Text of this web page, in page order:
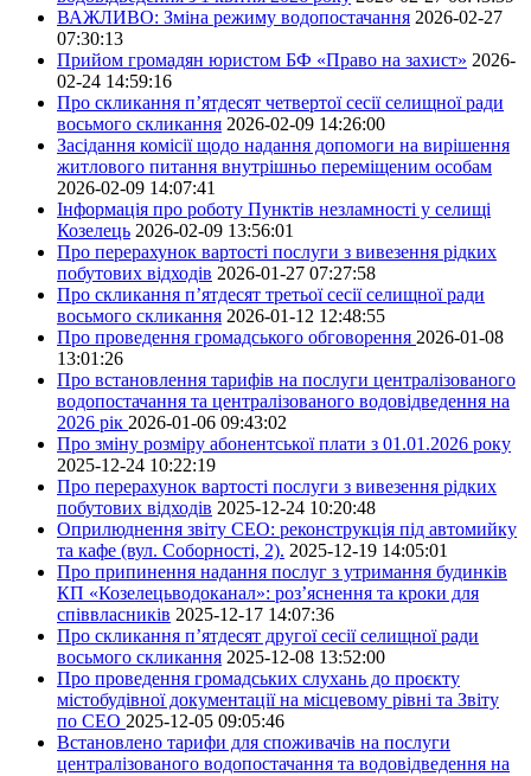
ВАЖЛИВО: Зміна режиму водопостачання 2026-02-27
07:30:13
Прийом громадян юристом БФ «Право на захист» 2026-
02-24 14:59:16
Про скликання п’ятдесят четвертої сесії селищної ради
восьмого скликання 2026-02-09 14:26:00
Засідання комісії щодо надання допомоги на вирішення
житлового питання внутрішньо переміщеним особам
2026-02-09 14:07:41
Інформація про роботу Пунктів незламності у селищі
Козелець 2026-02-09 13:56:01
Про перерахунок вартості послуги з вивезення рідких
побутових відходів 2026-01-27 07:27:58
Про скликання п’ятдесят третьої сесії селищної ради
восьмого скликання 2026-01-12 12:48:55
Про проведення громадського обговорення 2026-01-08
13:01:26
Про встановлення тарифів на послуги централізованого
водопостачання та централізованого водовідведення на
2026 рік 2026-01-06 09:43:02
Про зміну розміру абонентської плати з 01.01.2026 року
2025-12-24 10:22:19
Про перерахунок вартості послуги з вивезення рідких
побутових відходів 2025-12-24 10:20:48
Оприлюднення звіту СЕО: реконструкція під автомийку
та кафе (вул. Соборності, 2). 2025-12-19 14:05:01
Про припинення надання послуг з утримання будинків
КП «Козелецьводоканал»: роз’яснення та кроки для
співвласників 2025-12-17 14:07:36
Про скликання п’ятдесят другої сесії селищної ради
восьмого скликання 2025-12-08 13:52:00
Про проведення громадських слухань до проєкту
містобудівної документації на місцевому рівні та Звіту
по СЕО 2025-12-05 09:05:46
Встановлено тарифи для споживачів на послуги
централізованого водопостачання та водовідведення на